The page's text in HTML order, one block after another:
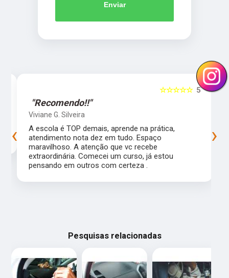
Enviar
5
☆☆☆☆☆
"Recomendo!!"
Viviane G. Silveira
A escola é TOP demais, aprende na prática,
atendimento nota dez em tudo. Espaço maravilhoso.
A atenção que vc recebe extraordinária. Comecei um
curso, já estou pensando em outros com certeza .
‹ ›
Pesquisas relacionadas